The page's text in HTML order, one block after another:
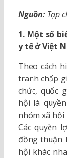
Nguồn:Tạp
1. Một số
y tế ở Việt
Theo cách
tranh chấp
chức, quốc
hội là
nhóm xã hội
Các quyền
đồng thuận
hội khác